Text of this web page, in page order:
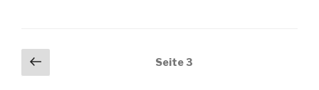
Beitragsnavigation
Seite
Seite3